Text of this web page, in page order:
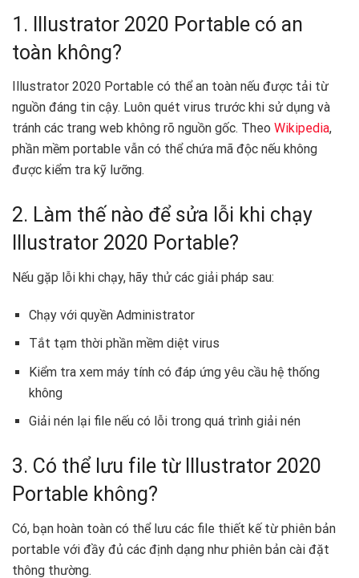
1. Illustrator 2020 Portable có an
toàn không?
Illustrator 2020 Portable có thể an toàn nếu được tải từ
nguồn đáng tin cậy. Luôn quét virus trước khi sử dụng và
tránh các trang web không rõ nguồn gốc. Theo Wikipedia,
phần mềm portable vẫn có thể chứa mã độc nếu không
được kiểm tra kỹ lưỡng.
2. Làm thế nào để sửa lỗi khi chạy
Illustrator 2020 Portable?
Nếu gặp lỗi khi chạy, hãy thử các giải pháp sau:
Chạy với quyền Administrator
Tắt tạm thời phần mềm diệt virus
Kiểm tra xem máy tính có đáp ứng yêu cầu hệ thống
không
Giải nén lại file nếu có lỗi trong quá trình giải nén
3. Có thể lưu file từ Illustrator 2020
Portable không?
Có, bạn hoàn toàn có thể lưu các file thiết kế từ phiên bản
portable với đầy đủ các định dạng như phiên bản cài đặt
thông thường.